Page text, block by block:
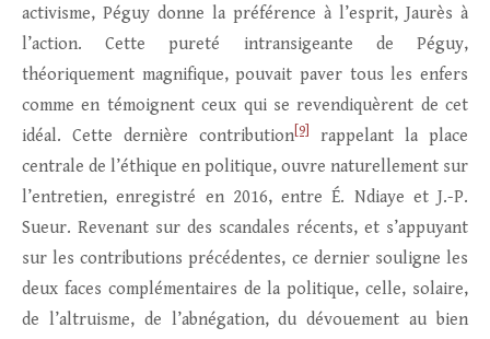
activisme, Péguy donne la préférence à l’esprit, Jaurès à
l’action. Cette pureté intransigeante de Péguy,
théoriquement magnifique, pouvait paver tous les enfers
comme en témoignent ceux qui se revendiquèrent de cet
idéal. Cette dernière contribution [9]
rappelant la place
centrale de l’éthique en politique, ouvre naturellement sur
l’entretien, enregistré en 2016, entre É. Ndiaye et J.-P.
Sueur. Revenant sur des scandales récents, et s’appuyant
sur les contributions précédentes, ce dernier souligne les
deux faces complémentaires de la politique, celle, solaire,
de l’altruisme, de l’abnégation, du dévouement au bien